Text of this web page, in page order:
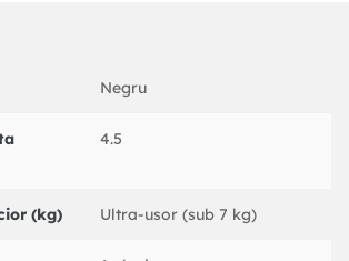
orice miscare nedorita. Ajustabilitate
se ca acesta este intotdeauna bine
spate ofera control suplimentar. Puteti
pentru a bloca in siguranta caruciorul
preferate, fiecare plimbare devine o
Negru
4.5
(kg) Ultra-usor (sub 7 kg)